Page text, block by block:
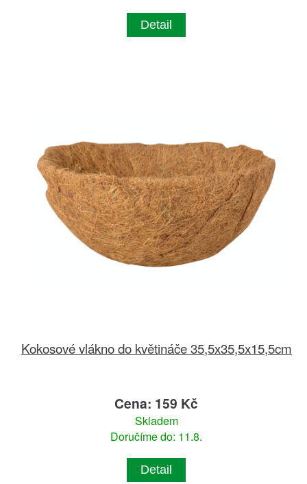
Detail
Kokosové vlákno do květináče 35,5x35,5x15,5cm
Cena: 159 Kč
Skladem
Doručíme do: 11.8.
Detail